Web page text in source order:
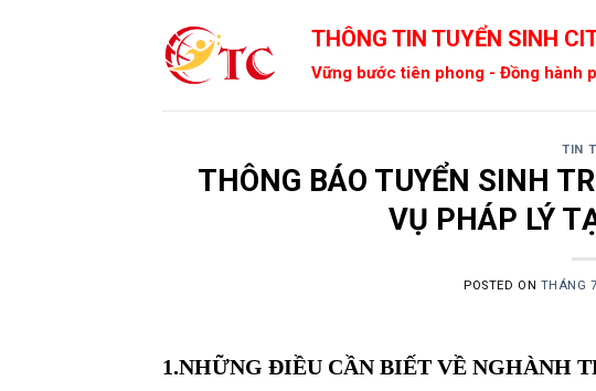
THÔNG TIN TUYỂN SINH
Vững bước tiên phong - Đồng hành
TIN
THÔNG BÁO TUYỂN SINH
VỤ PHÁP LÝ
POSTED ON THÁNG
1.NHỮNG ĐIỀU CẦN BIẾT VỀ NGHÀNH